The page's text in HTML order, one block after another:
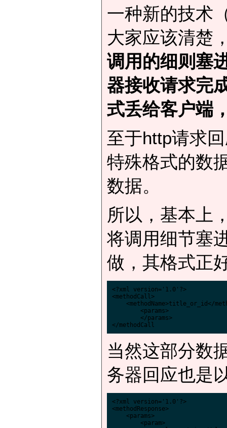
一种新的技术
大家应该清楚
调用的细则塞
器接收请求完
式丢给客户端
至于http请求
特殊格式的数
数据。
所以，基本上
将调用细节塞
做，其格式正
<?xml version='1.0'?>
<methodCall>
<methodName>title_or_id</
        <params>
        </params>
当然这部分数
务器回应也是
<?xml version='1.0'?>
<methodResponse>
    <params>
        <param>